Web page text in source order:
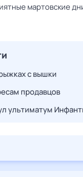
мартовские
с вышки
продавцов
ультиматум